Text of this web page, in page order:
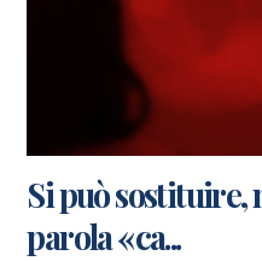
Si può sostituire,
parola «ca...